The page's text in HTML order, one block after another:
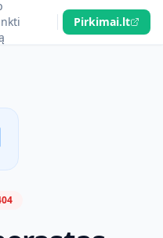
Pirkimai.lt